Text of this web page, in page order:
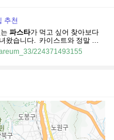
추천
파스타가 먹고 싶어 찾아보다
왔습니다. ​ 카이스트와 정말 가
은 곳이라고 하더라고요. 직접
워 소개팅이나 데이트 장소로도
224371493155